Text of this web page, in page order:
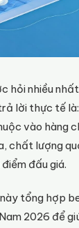
hỏi nhiều
lời thực tế là:
vào hàng
chất lượng
đấu giá.
tổng hợp
2026 để